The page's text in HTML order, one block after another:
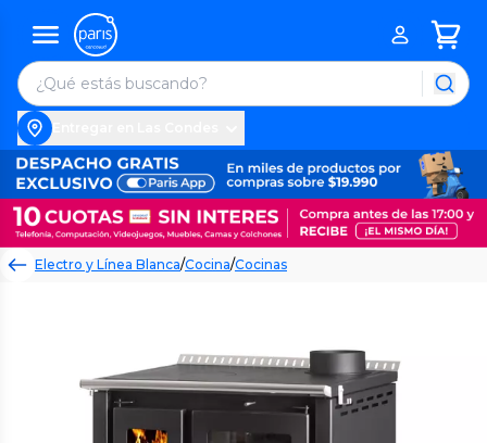
Electro y Línea Blanca/Cocina/Cocinas